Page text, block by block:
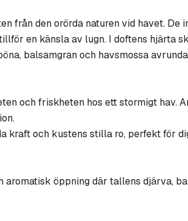
från den orörda naturen vid havet.
en känsla av lugn. I doftens hjärta
balsamgran och havsmossa
och friskheten hos ett stormigt hav.
kraft och kustens stilla ro, perfekt för
aromatisk öppning där tallens djärva,